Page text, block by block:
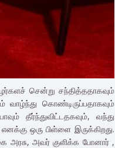
சென்று சந்தித்ததாகவும்
கொண்டிருப்பதாகவும்
தீர்ந்துவிட்டதகவும், வந்து
ஒரு பிள்ளை இருக்கிறது.
அரசு, அவர் குளிக்க போனார் ,